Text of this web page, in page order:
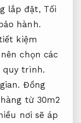
lắp đặt, Tối
hành.
kiệm
chọn các
quy trình.
Đồng
từ 30m2
nơi sẽ áp